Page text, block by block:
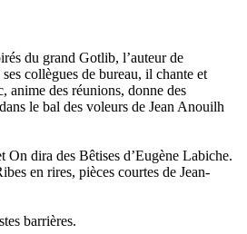
du grand Gotlib, l’auteur de
collègues de bureau, il chante et
anime des réunions, donne des
le bal des voleurs de Jean Anouilh
On dira des Bêtises d’Eugène Labiche.
en rires, pièces courtes de Jean-
barrières.